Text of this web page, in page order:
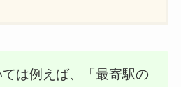
は例えば、「最寄駅の